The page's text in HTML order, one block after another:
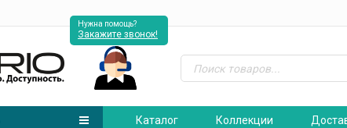
Нужна помощь?
Закажите звонок!
Каталог Коллекции